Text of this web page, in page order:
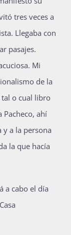
tres veces a
Llegaba con
pasajes.
Mi
de la
tal o cual libro
Pacheco, ahí
y a la persona
la que hacía
a cabo el día